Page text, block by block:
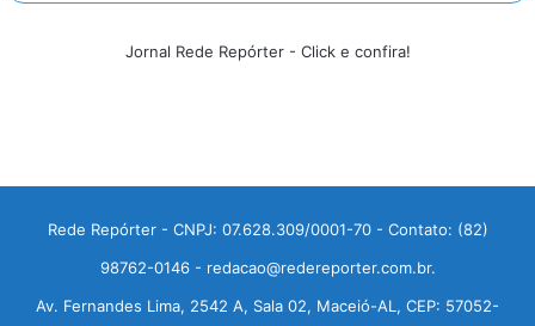
Jornal Rede Repórter - Click e confira!
Rede Repórter - CNPJ: 07.628.309/0001-70 - Contato: (82)
98762-0146 - redacao@redereporter.com.br.
Av. Fernandes Lima, 2542 A, Sala 02, Maceió-AL, CEP: 57052-